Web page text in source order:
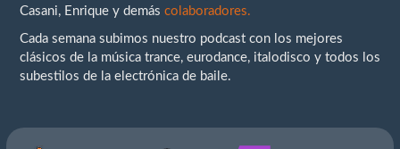
Casani, Enrique y demás colaboradores.
Cada semana subimos nuestro podcast con los mejores
clásicos de la música trance, eurodance, italodisco y todos los
subestilos de la electrónica de baile.